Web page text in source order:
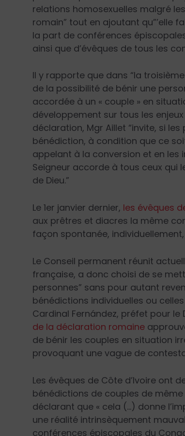
relations homosexuelles malgré
romain” tout en ajoutant qu”’elle
la part de conférences épiscopales
ainsi que d’évêques de tous les
Il y rapporte que dans “la
de la possibilité de bénir une
accordée à un « couple » en
développement sur tous les
déclaration, Mgr Aillet “invite, si
bénédiction, à condition que ce
appelant à la conversion et en
Seigneur accorde à tous ceux qui
de Dieu.”
Le 1er janvier dernier, les évêques
aux prêtres et diacres la même
façon spontanée,
Le Conseil permanent réunit
française, a donc choisi de se
personnes” sans pour autant
bénédictions individuelles ou
Cardinal Fernández, préfet pour
de la déclaration romaine
de bénir les couples en situation
provoquant une vague de
Les évêques de Côte d’Ivoire ont
bénédictions de couples de
déclarant que « cela (…) donne
une réalité intrinsèquement
conférences épiscopales du